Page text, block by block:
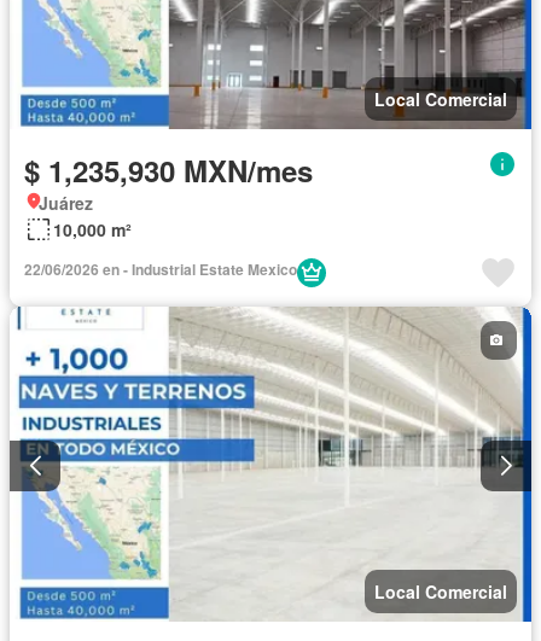
Local Comercial
$ 1,235,930 MXN/mes
Juárez
10,000 m²
22/06/2026 en - Industrial Estate Mexico
Local Comercial